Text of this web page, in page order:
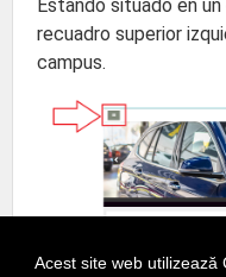
Acest site web utilizează
Estando situado en
recuadro superior
campus.
Se desplegará elMenú